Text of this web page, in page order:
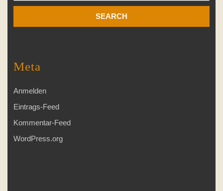
Meta
Anmelden
Eintrags-Feed
Kommentar-Feed
WordPress.org